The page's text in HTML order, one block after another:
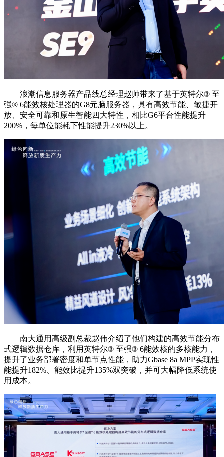
浪潮信息服务器产品线总经理赵帅带来了基于英特尔®️ 至
强®️ 6能效核处理器的G8元脑服务器，具有高效节能、敏捷开
放、安全可靠和原生智能四大特性，相比G6平台性能提升
200%，每单位能耗下性能提升230%以上。
南大通用高级副总裁赵伟介绍了他们构建的高效节能分布
式逻辑数据仓库，利用英特尔®️ 至强®️ 6能效核的多核能力，
提升了业务部署密度和单节点性能，助力Gbase 8a MPP实现性
能提升182%、能效比提升135%双突破，并可大幅降低系统使
用成本。